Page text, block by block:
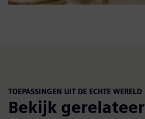
TOEPASSINGEN UIT DE ECHTE WERELD
Bekijk